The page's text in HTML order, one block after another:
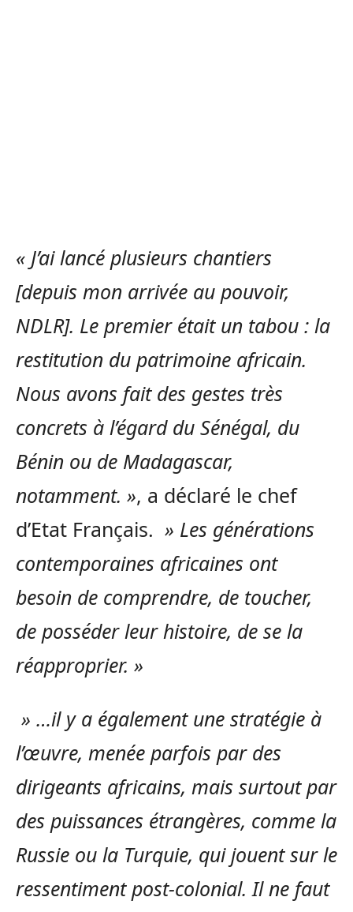
« J’ai lancé plusieurs chantiers
[depuis mon arrivée au pouvoir,
NDLR]. Le premier était un tabou : la
restitution du patrimoine africain.
Nous avons fait des gestes très
concrets à l’égard du Sénégal, du
Bénin ou de Madagascar,
notamment. », a déclaré le chef
d’Etat Français. » Les générations
contemporaines africaines ont
besoin de comprendre, de toucher,
de posséder leur histoire, de se la
réapproprier. »
» …il y a également une stratégie à
l’œuvre, menée parfois par des
dirigeants africains, mais surtout par
des puissances étrangères, comme la
Russie ou la Turquie, qui jouent sur le
ressentiment post-colonial. Il ne faut